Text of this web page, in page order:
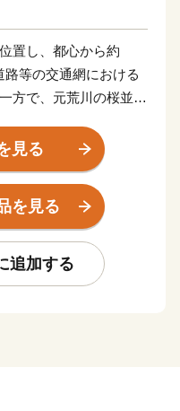
置し、都心から約
等の交通網における
方で、元荒川の桜並
業団地の整備や民間活
園の整備等を積極的に
年４月２日に再開発ビ
センター）がオープン
見る
を見る
追加する